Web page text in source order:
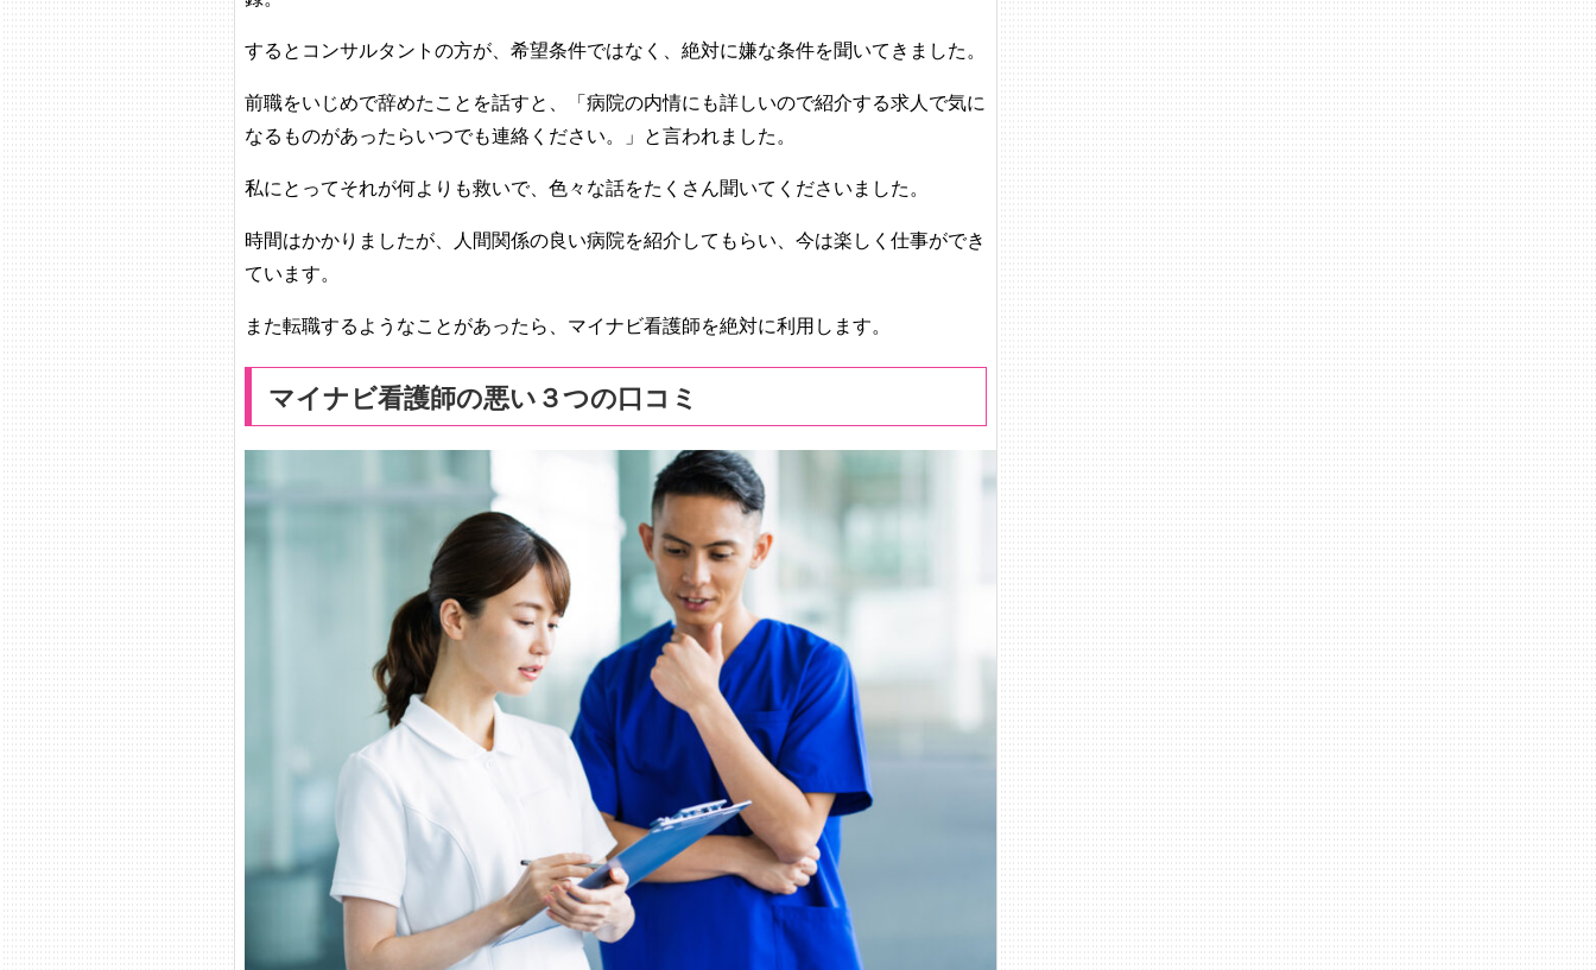
するとコンサルタントの方が、希望条件ではなく、絶対に嫌な条件を聞いてきました。
前職をいじめで辞めたことを話すと、「病院の内情にも詳しいので紹介する求人で気に
なるものがあったらいつでも連絡ください。」と言われました。
私にとってそれが何よりも救いで、色々な話をたくさん聞いてくださいました。
時間はかかりましたが、人間関係の良い病院を紹介してもらい、今は楽しく仕事ができ
ています。
また転職するようなことがあったら、マイナビ看護師を絶対に利用します。
マイナビ看護師の悪い３つの口コミ